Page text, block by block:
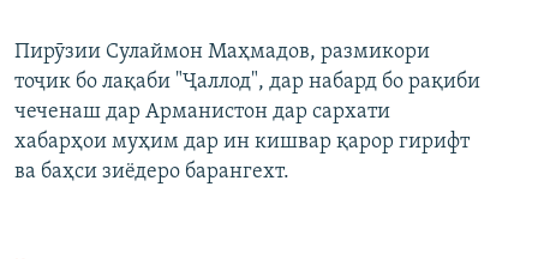
Auto 240p 360p 480p
720p 1080p
360p
480p
Пирӯзии Сулаймон Маҳмадов, размикори
тоҷик бо лақаби "Ҷаллод", дар набард бо рақиби
чеченаш дар Арманистон дар сархати
хабарҳои муҳим дар ин кишвар қарор гирифт
ва баҳси зиёдеро барангехт.